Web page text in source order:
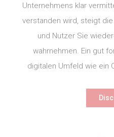
Unternehmens klar
verstanden wird, steigt
und Nutzer Sie
wahrnehmen. Ein gut
digitalen Umfeld wie ein